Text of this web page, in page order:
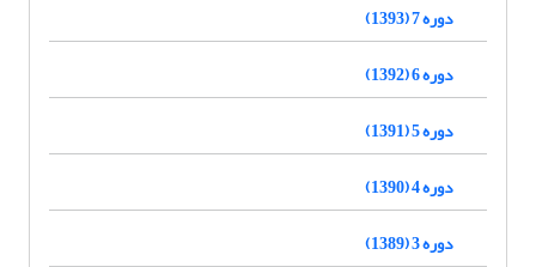
دوره 7 (1393)
دوره 6 (1392)
دوره 5 (1391)
دوره 4 (1390)
دوره 3 (1389)